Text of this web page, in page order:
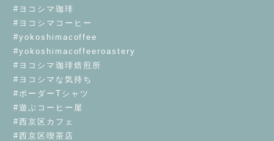
#ヨコシマ珈琲
#ヨコシマコーヒー
#yokoshimacoffee
#yokoshimacoffeeroastery
#ヨコシマ珈琲焙煎所
#ヨコシマな気持ち
#ボーダーTシャツ
#遊ぶコーヒー屋
#西京区カフェ
#西京区喫茶店